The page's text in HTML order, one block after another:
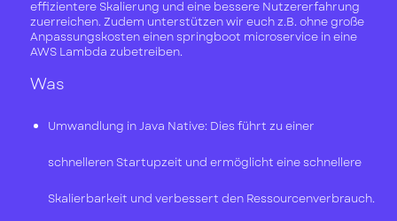
effizientere Skalierung und eine bessere Nutzererfahrung
zuerreichen. Zudem unterstützen wir euch z.B. ohne große
Anpassungskosten einen springboot microservice in eine
AWS Lambda zubetreiben.
Was
Umwandlung in Java Native: Dies führt zu einer
schnelleren Startupzeit und ermöglicht eine schnellere
Skalierbarkeit und verbessert den Ressourcenverbrauch.